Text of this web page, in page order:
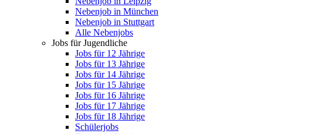
Nebenjob in München
Nebenjob in Stuttgart
Alle Nebenjobs
Jobs für Jugendliche
Jobs für 12 Jährige
Jobs für 13 Jährige
Jobs für 14 Jährige
Jobs für 15 Jährige
Jobs für 16 Jährige
Jobs für 17 Jährige
Jobs für 18 Jährige
Schülerjobs